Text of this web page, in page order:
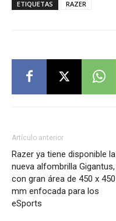
ETIQUETAS RAZER
Artículo anterior
Razer ya tiene disponible la
nueva alfombrilla Gigantus,
con gran área de 450 x 450
mm enfocada para los
eSports